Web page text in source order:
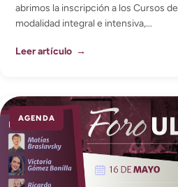
abrimos la inscripción a los Cursos
modalidad integral e intensiva,...
Leer artículo →
AGENDA